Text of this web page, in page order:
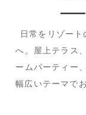
日常をリゾー
へ。屋上テラス
ームパーティー
幅広いテーマで